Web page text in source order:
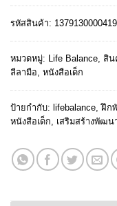
รหัสสินค้า: 1379130000419
หมวดหมู่: Life Balance สิน
ลีลามือ หนังสือเด็ก
ป้ายกำกับ: lifebalance ,ฝึก
หนังสือเด็ก
เสริมสร้างพัฒน